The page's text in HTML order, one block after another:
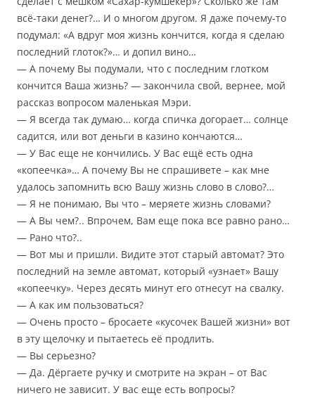
всё-таки денег?… И о многом другом. Я даже почему-то
подумал: «А вдруг моя жизнь кончится, когда я сделаю
последний глоток?»… и допил вино…
— А почему Вы подумали, что с последним глотком
кончится Ваша жизнь? — закончила свой, вернее, мой
рассказ вопросом маленькая Мэри.
— Я всегда так думаю… когда спичка догорает… солнце
садится, или вот деньги в казино кончаются…
— У Вас еще не кончились. У Вас ещё есть одна
«копеечка»… А почему Вы не спрашивете – как мне
удалось запомнить всю Вашу жизнь слово в слово?…
— Я не понимаю, Вы что – меряете жизнь словами?
— А Вы чем?.. Впрочем, Вам еще пока все равно рано…
— Рано что?..
— Вот мы и пришли. Видите этот старый автомат? Это
последний на земле автомат, который «узнает» Вашу
«копеечку». Через десять минут его отнесут на свалку.
— А как им пользоваться?
— Очень просто – бросаете «кусочек Вашей жизни» вот
в эту щелочку и пытаетесь её продлить.
— Вы серьезно?
— Да. Дёргаете ручку и смотрите на экран – от Вас
ничего не зависит. У вас еще есть вопросы?